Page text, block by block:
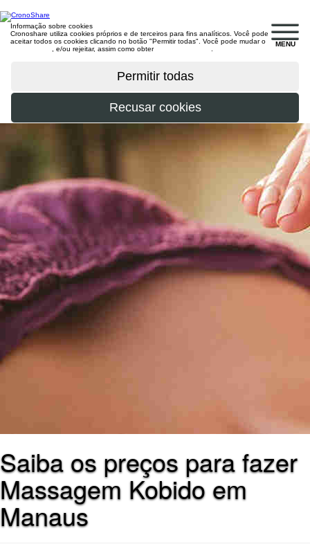
MENU
Informação sobre cookies
Cronoshare utiliza cookies próprios e de terceiros para fins analíticos. Você pode
aceitar todos os cookies clicando no botão "Permitir todas". Você pode mudar o
, e/ou rejeitar, assim como obter
Saiba os preços para fazer
Massagem Kobido em
Manaus